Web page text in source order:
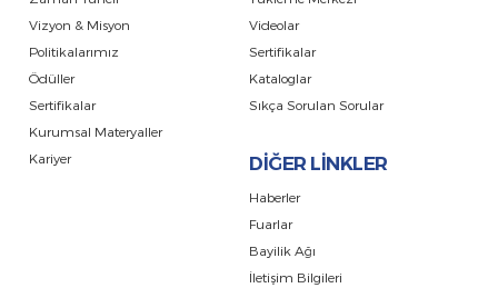
Vizyon & Misyon
Politikalarımız
Ödüller
Sertifikalar
Kurumsal Materyaller
Kariyer
Videolar
Sertifikalar
Kataloglar
Sıkça Sorulan Sorular
DİĞER LİNKLER
Haberler
Fuarlar
Bayilik Ağı
İletişim Bilgileri